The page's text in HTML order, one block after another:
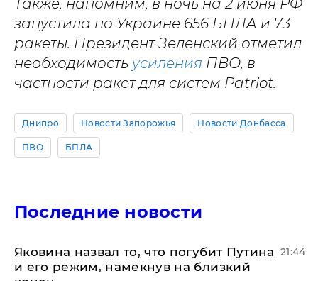
Также, напомним, в ночь на 2 июня РФ
запустила по Украине 656 БПЛА и 73
ракеты. Президент Зеленский отметил
необходимость усиления ПВО, в
частности ракет для систем Patriot.
Днипро Новости Запорожья Новости Донбасса
ПВО БПЛА
Последние новости
Яковина назвал то, что погубит Путина
и его режим, намекнув на близкий
21:44